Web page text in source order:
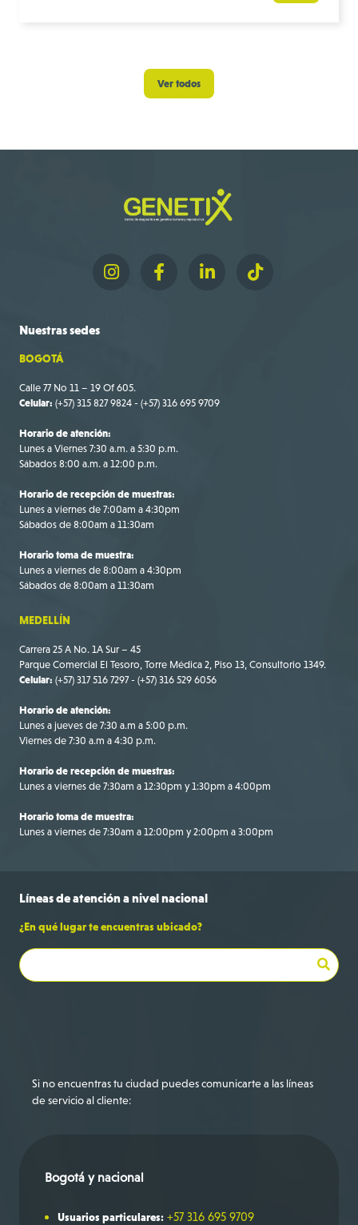
Ver todos
Nuestrassedes
BOGOTÁ
Calle 77 No 11 – 19 Of 605.
Celular: (+57) 315 827 9824 - (+57) 316 695 9709
Horario de atención:
Lunes a Viernes 7:30 a.m. a 5:30 p.m.
Sábados 8:00 a.m. a 12:00 p.m.
Horario de recepción de muestras:
Lunes a viernes de 7:00am a 4:30pm
Sábados de 8:00am a 11:30am
Horario toma de muestra:
Lunes a viernes de 8:00am a 4:30pm
Sábados de 8:00am a 11:30am
MEDELLÍN
Carrera 25 A No. 1A Sur – 45
Parque Comercial El Tesoro, Torre Médica 2, Piso 13, Consultorio 1349.
Celular: (+57) 317 516 7297 - (+57) 316 529 6056
Horario de atención:
Lunes a jueves de 7:30 a.m a 5:00 p.m.
Viernes de 7:30 a.m a 4:30 p.m.
Horario de recepción de muestras:
Lunes a viernes de 7:30am a 12:30pm y 1:30pm a 4:00pm
Horario toma de muestra:
Lunes a viernes de 7:30am a 12:00pm y 2:00pm a 3:00pm
Líneas deatención anivel nacional
¿En qué lugar te encuentras ubicado?
Si no encuentras tu ciudad puedes comunicarte a las líneas
de servicio al cliente:
Bogotá y nacional
Usuarios particulares: +57 316 695 9709